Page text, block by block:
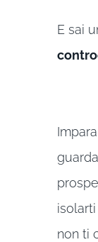
E sai
non ti